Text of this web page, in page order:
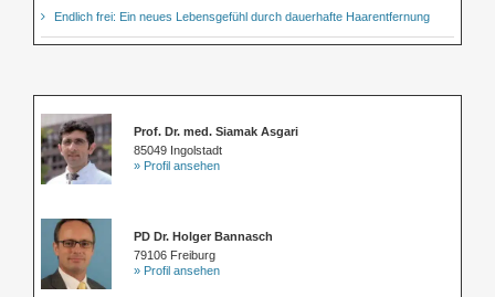
Endlich frei: Ein neues Lebensgefühl durch dauerhafte Haarentfernung
Prof. Dr. med. Siamak Asgari
85049 Ingolstadt
» Profil ansehen
PD Dr. Holger Bannasch
79106 Freiburg
» Profil ansehen